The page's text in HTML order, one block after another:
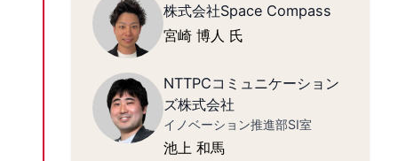
株式会社Space Compass
宮崎 博人 氏
NTTPCコミュニケーション
ズ株式会社
イノベーション推進部SI室
池上 和馬